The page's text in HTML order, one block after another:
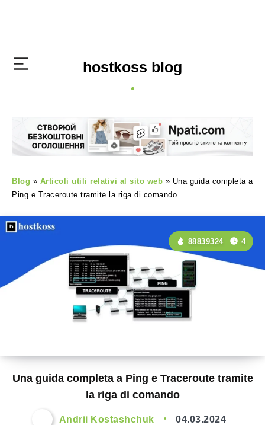
hostkoss blog
Blog » Articoli utili relativi al sito web » Una guida completa a
Ping e Traceroute tramite la riga di comando
Una guida completa a Ping e Traceroute tramite
la riga di comando
88839324 4
Andrii Kostashchuk 04.03.2024